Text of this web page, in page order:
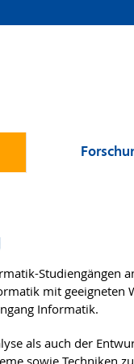
Studiengängen
mit geeigneten
Informatik.
als auch der
sowie Techniken